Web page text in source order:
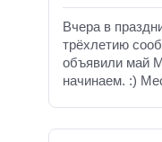
Вчера в
трёхлетию
объявили май
начинаем. :)